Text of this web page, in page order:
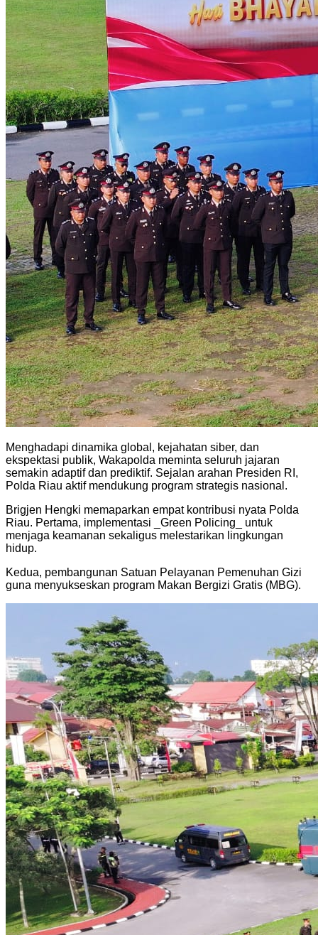
Menghadapi dinamika global, kejahatan siber, dan
ekspektasi publik, Wakapolda meminta seluruh jajaran
semakin adaptif dan prediktif. Sejalan arahan Presiden RI,
Polda Riau aktif mendukung program strategis nasional.
Brigjen Hengki memaparkan empat kontribusi nyata Polda
Riau. Pertama, implementasi _Green Policing_ untuk
menjaga keamanan sekaligus melestarikan lingkungan
hidup.
Kedua, pembangunan Satuan Pelayanan Pemenuhan Gizi
guna menyukseskan program Makan Bergizi Gratis (MBG).